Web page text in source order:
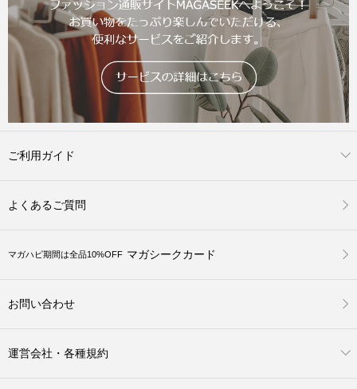
ご利用ガイド
よくあるご質問
マガハピ期間は全品10%OFF マガシークカード
お問い合わせ
運営会社・各種規約